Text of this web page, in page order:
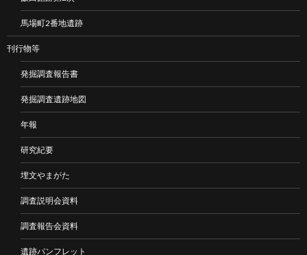
馬場町2番地遺跡
刊行物等
発掘調査報告書
発掘調査遺跡地図
年報
研究紀要
埋文やまがた
調査説明会資料
調査報告会資料
遺跡パンフレット